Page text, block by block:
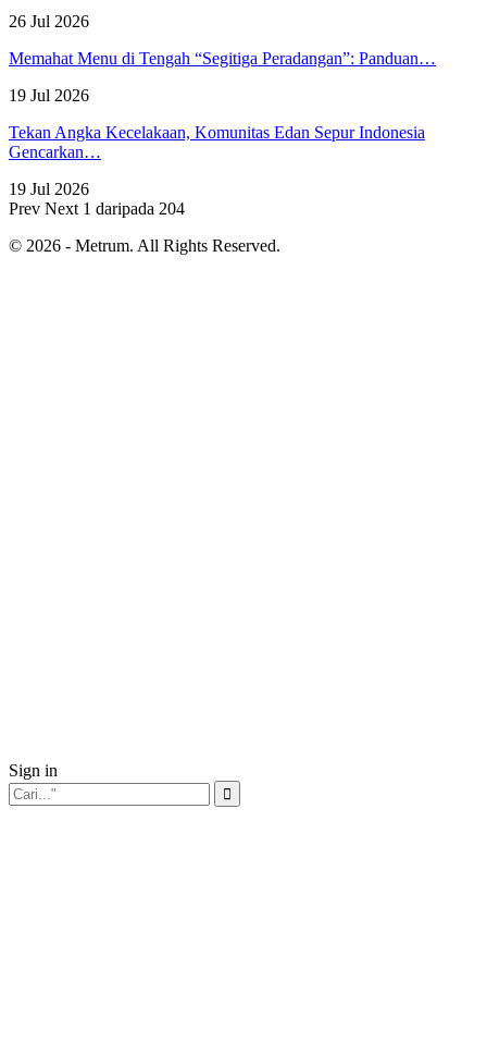
26 Jul 2026
Memahat Menu di Tengah “Segitiga Peradangan”: Panduan…
19 Jul 2026
Tekan Angka Kecelakaan, Komunitas Edan Sepur Indonesia
Gencarkan…
19 Jul 2026
Prev Next 1 daripada 204
© 2026 - Metrum. All Rights Reserved.
Sign in